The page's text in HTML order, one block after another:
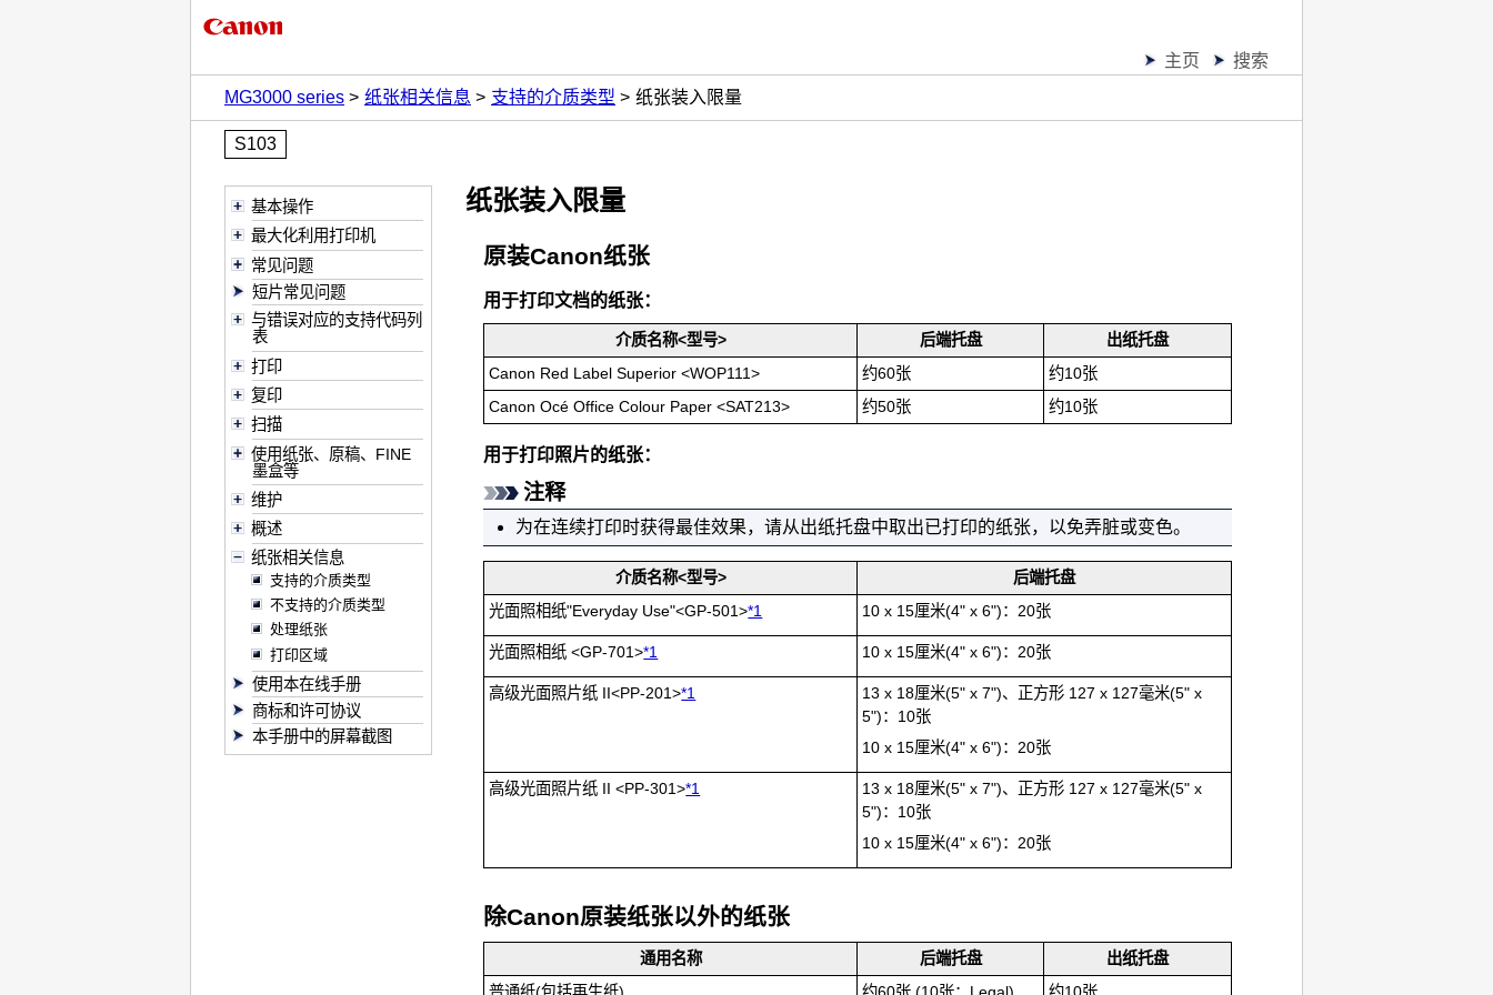
主页
搜索
MG3000 series
纸张相关信息 支持的介质类型 纸张装入限量
S103
基本操作
最大化利用打印机
常见问题
短片常见问题
与错误对应的支持代码列
表
打印
复印
扫描
使用纸张、原稿、FINE
墨盒等
维护
概述
纸张相关信息
支持的介质类型
不支持的介质类型
处理纸张
打印区域
使用本在线手册
商标和许可协议
本手册中的屏幕截图
纸张装入限量
原装Canon纸张
用于打印文档的纸张：
介质名称<型号> 后端托盘
出纸托盘
Canon Red Label Superior <WOP111> 约60张
约10张
Canon Océ Office Colour Paper <SAT213> 约50张 约10张
用于打印照片的纸张：
注释
为在连续打印时获得最佳效果，请从出纸托盘中取出已打印的纸张，以免弄脏或变色。
介质名称<型号>
后端托盘
光面照相纸"Everyday Use"<GP-501>*1 10 x 15厘米(4" x 6")：20张
光面照相纸 <GP-701>*1 10 x 15厘米(4" x 6")：20张
高级光面照片纸 II<PP-201>*1
13 x 18厘米(5" x 7")、正方形 127 x 127毫米(5" x
5")：10张
10 x 15厘米(4" x 6")：20张
高级光面照片纸 II <PP-301>*1
13 x 18厘米(5" x 7")、正方形 127 x 127毫米(5" x
5")：10张
10 x 15厘米(4" x 6")：20张
除Canon原装纸张以外的纸张
通用名称 后端托盘
出纸托盘